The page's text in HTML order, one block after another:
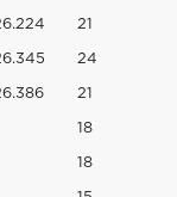
21
24
21
18
18